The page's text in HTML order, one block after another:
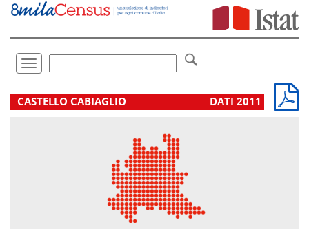
Vai
direttamente
Toggle
navigation
.
CASTELLO CABIAGLIO DATI 2011